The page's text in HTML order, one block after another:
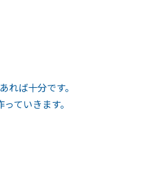
ば十分です。
ていきます。